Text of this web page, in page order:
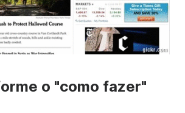
o "como fazer"